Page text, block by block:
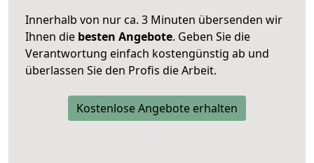
Innerhalb von nur ca. 3 Minuten übersenden wir
Ihnen die besten Angebote. Geben Sie die
Verantwortung einfach kostengünstig ab und
überlassen Sie den Profis die Arbeit.
Kostenlose Angebote erhalten